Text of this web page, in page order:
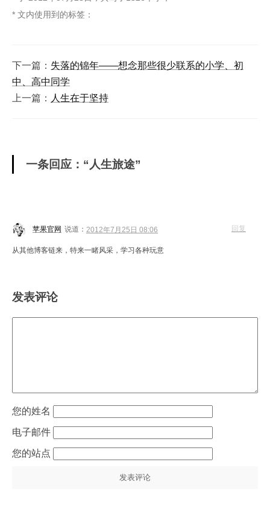
* 文内使用到的标签：
下一篇： 失落的锦年——想念那些很少联系的小学、初
中、高中同学
上一篇： 人生在于坚持
一条回应：“人生旅途”
苹果官网 说道： 2012年7月25日 08:06
从其他博客链来，特来一睹风采，学习各种玩意
回复
发表评论
姓名
电子邮件
站点